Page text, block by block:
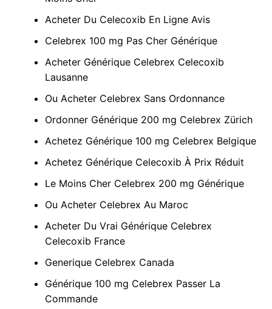
Acheter Du Celecoxib En Ligne Avis
Celebrex 100 mg Pas Cher Générique
Acheter Générique Celebrex Celecoxib
Lausanne
Ou Acheter Celebrex Sans Ordonnance
Ordonner Générique 200 mg Celebrex Zürich
Achetez Générique 100 mg Celebrex Belgique
Achetez Générique Celecoxib À Prix Réduit
Le Moins Cher Celebrex 200 mg Générique
Ou Acheter Celebrex Au Maroc
Acheter Du Vrai Générique Celebrex
Celecoxib France
Generique Celebrex Canada
Générique 100 mg Celebrex Passer La
Commande